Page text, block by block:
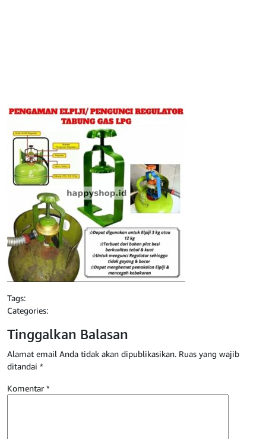
Tags:
Categories:
Tinggalkan Balasan
Alamat email Anda tidak akan dipublikasikan. Ruas yang wajib
ditandai *
Komentar *